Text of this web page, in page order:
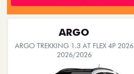
ARGO
ARGO TREKKING 1.3 AT FLEX 4P 2026
2026/2026